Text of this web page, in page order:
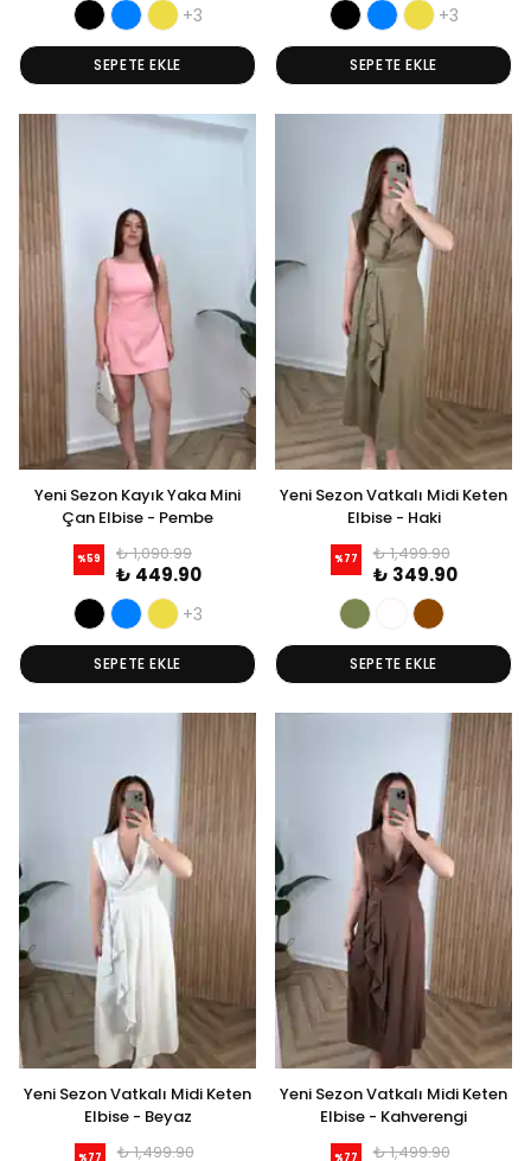
+3
SEPETE EKLE
+3
SEPETE EKLE
Yeni Sezon Kayık Yaka Mini
Çan Elbise - Pembe
%59 ₺ 1,090.99
₺ 449.90
+3
SEPETE EKLE
Yeni Sezon Vatkalı Midi Keten
Elbise - Haki
%77 ₺ 1,499.90
₺ 349.90
SEPETE EKLE
Yeni Sezon Vatkalı Midi Keten
Elbise - Beyaz
%77 ₺ 1,499.90
Yeni Sezon Vatkalı Midi Keten
Elbise - Kahverengi
%77 ₺ 1,499.90